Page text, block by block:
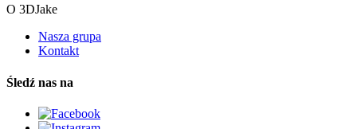
O 3DJake
Nasza grupa
Kontakt
Śledź nas na